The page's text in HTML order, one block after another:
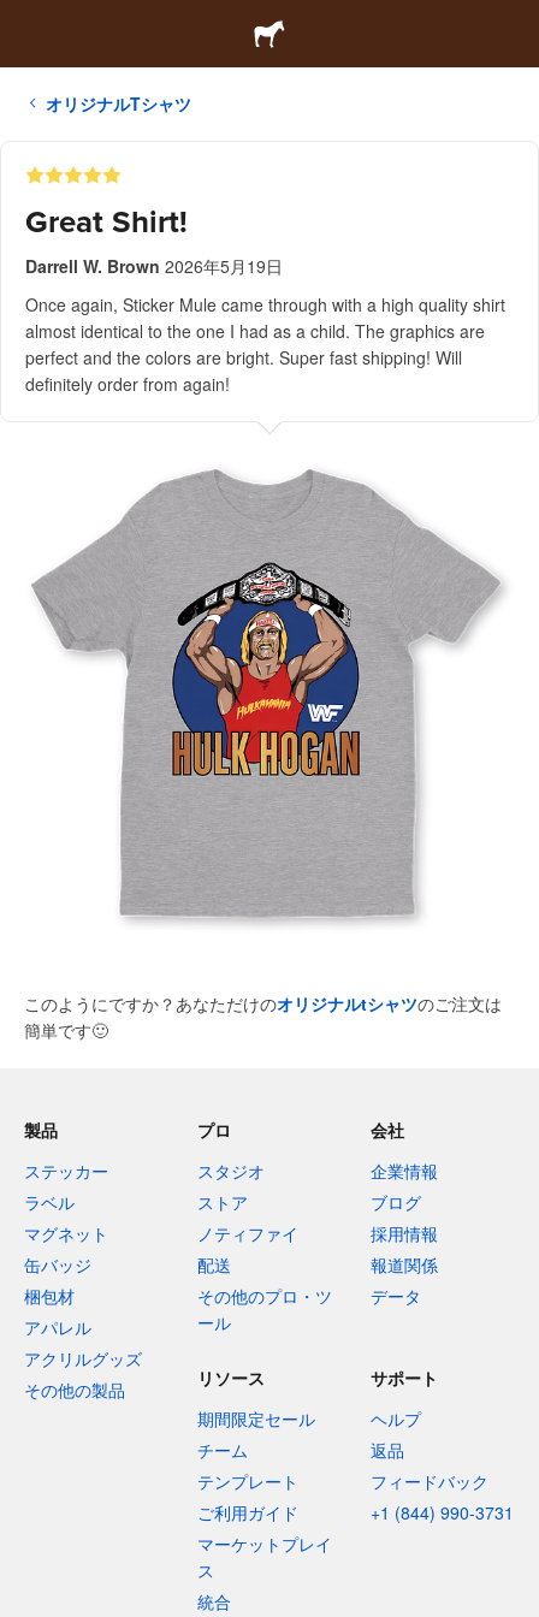
オリジナルTシャツ
Great Shirt!
Darrell W. Brown 2026年5月19日
Once again, Sticker Mule came through with a high quality shirt
almost identical to the one I had as a child. The graphics are
perfect and the colors are bright. Super fast shipping! Will
definitely order from again!
このようにですか？あなただけのオリジナルtシャツのご注文は
簡単です🙂
製品
ステッカー
ラベル
マグネット
缶バッジ
梱包材
アパレル
アクリルグッズ
その他の製品
プロ
スタジオ
ストア
ノティファイ
配送
その他のプロ・ツ
ール
会社
企業情報
ブログ
採用情報
報道関係
データ
リソース
期間限定セール
チーム
テンプレート
ご利用ガイド
マーケットプレイ
ス
統合
サポート
ヘルプ
返品
フィードバック
+1 (844) 990-3731